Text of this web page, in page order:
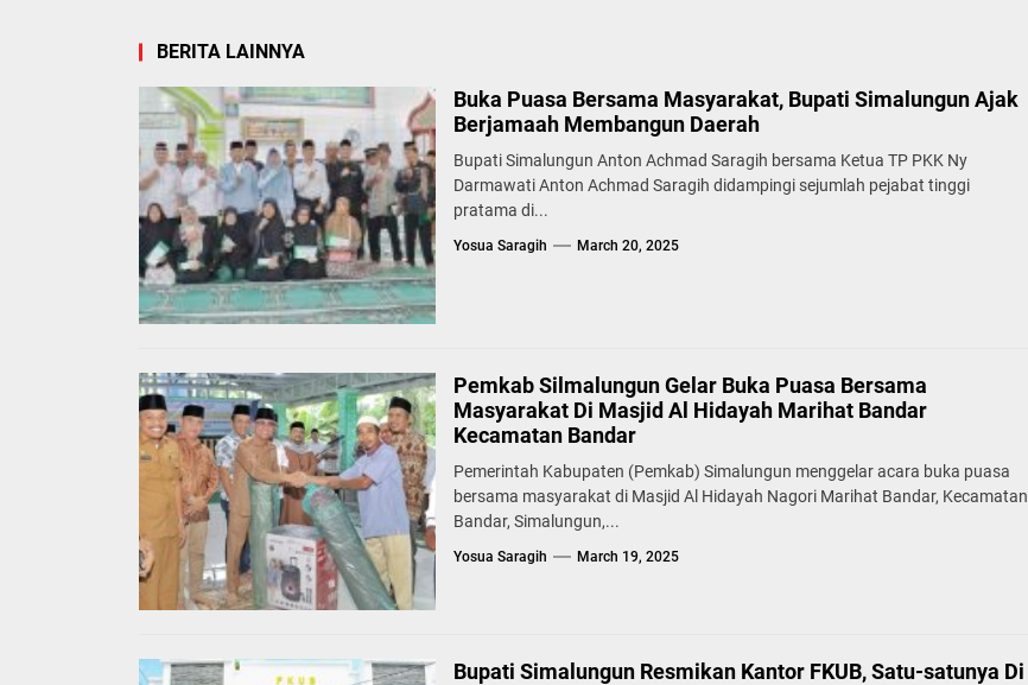
BERITA LAINNYA
Buka Puasa Bersama Masyarakat, Bupati Simalungun Ajak
Berjamaah Membangun Daerah
Bupati Simalungun Anton Achmad Saragih bersama Ketua TP PKK Ny
Darmawati Anton Achmad Saragih didampingi sejumlah pejabat tinggi
pratama di...
Yosua Saragih March 20, 2025
Pemkab Silmalungun Gelar Buka Puasa Bersama
Masyarakat Di Masjid Al Hidayah Marihat Bandar
Kecamatan Bandar
Pemerintah Kabupaten (Pemkab) Simalungun menggelar acara buka puasa
bersama masyarakat di Masjid Al Hidayah Nagori Marihat Bandar, Kecamatan
Bandar, Simalungun,...
Yosua Saragih March 19, 2025
Bupati Simalungun Resmikan Kantor FKUB, Satu-satunya Di